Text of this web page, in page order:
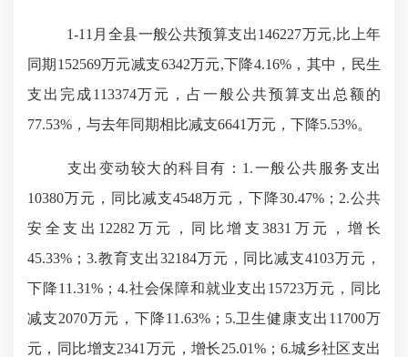
1-11月全县一般公共预算支出146227万元,比上年
同期152569万元减支6342万元,下降4.16%，其中，民生
支出完成113374万元，占一般公共预算支出总额的
77.53%，与去年同期相比减支6641万元，下降5.53%。
支出变动较大的科目有：1.一般公共服务支出
10380万元，同比减支4548万元，下降30.47%；2.公共
安全支出12282万元，同比增支3831万元，增长
45.33%；3.教育支出32184万元，同比减支4103万元，
下降11.31%；4.社会保障和就业支出15723万元，同比
减支2070万元，下降11.63%；5.卫生健康支出11700万
元，同比增支2341万元，增长25.01%；6.城乡社区支出